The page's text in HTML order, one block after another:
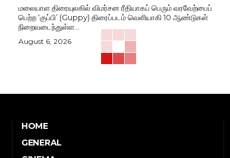
மலையாள திரையுலகில் விமர்சன ரீதியாகப் பெரும் வரவேற்பைப்
பெற்ற ‘குப்பி’ (Guppy) திரைப்படம் வெளியாகி 10 ஆண்டுகள்
நிறைவடைந்துள்ள...
August 6, 2026
HOME
GENERAL